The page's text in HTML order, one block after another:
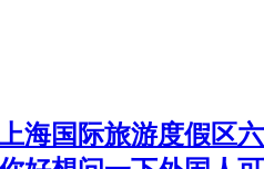
海国际旅游度假区六